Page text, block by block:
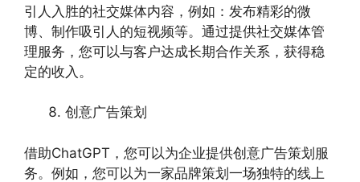
引人入胜的社交媒体内容，例如：发布精彩的微
博、制作吸引人的短视频等。通过提供社交媒体管
理服务，您可以与客户达成长期合作关系，获得稳
定的收入。
创意广告策划
借助ChatGPT，您可以为企业提供创意广告策划服
务。例如，您可以为一家品牌策划一场独特的线上